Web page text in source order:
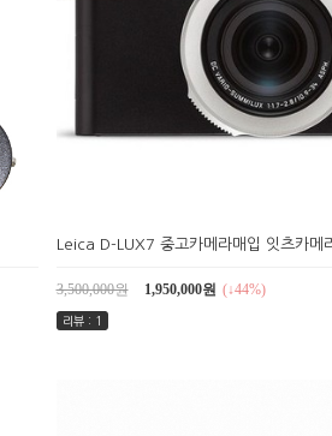
Leica D-LUX7 중고카메라매입 잇츠카메
3,500,000원 1,950,000원 (↓44%)
리뷰 : 1